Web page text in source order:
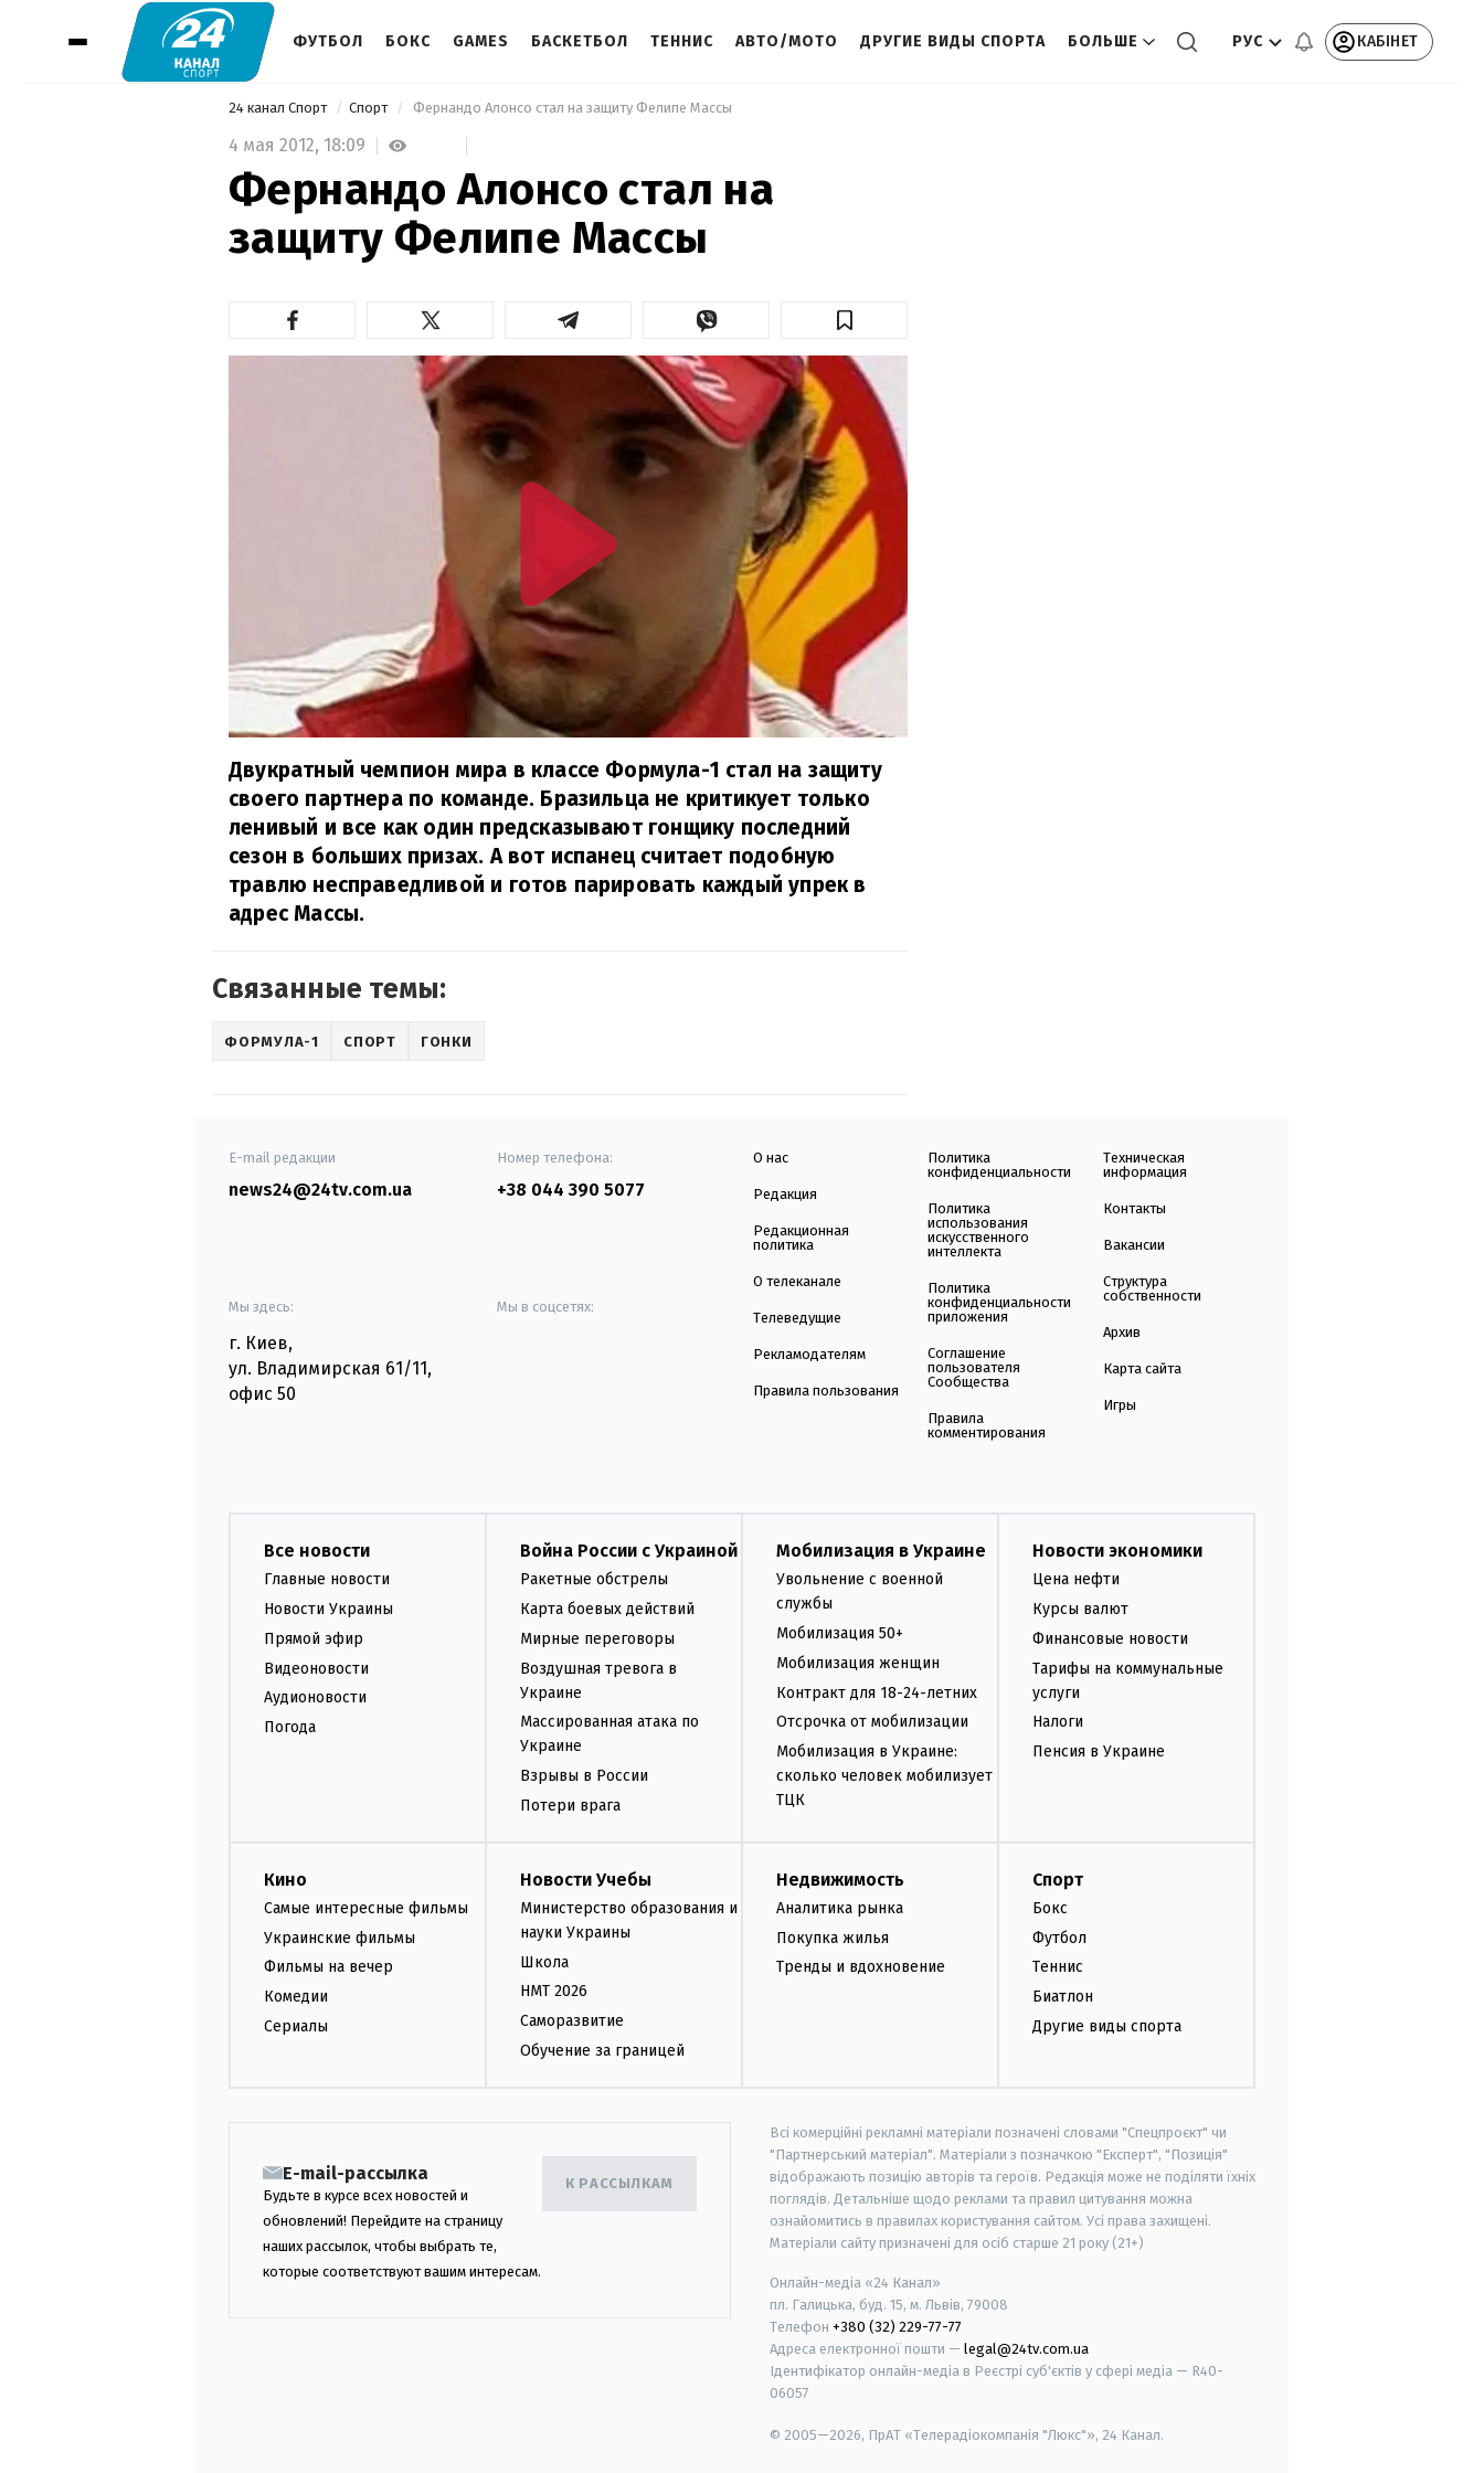
ФУТБОЛ БОКС GAMES БАСКЕТБОЛ ТЕННИС АВТО/МОТО ДРУГИЕ ВИДЫ СПОРТА БОЛЬШЕ РУС КАБІНЕТ
24 канал Спорт Спорт Фернандо Алонсо стал на защиту Фелипе Массы
4 мая 2012, 18:09
Фернандо Алонсо стал на
защиту Фелипе Массы
Двукратный чемпион мира в классе Формула-1 стал на защиту
своего партнера по команде. Бразильца не критикует только
ленивый и все как один предсказывают гонщику последний
сезон в больших призах. А вот испанец считает подобную
травлю несправедливой и готов парировать каждый упрек в
адрес Массы.
Связанные темы:
ФОРМУЛА-1 СПОРТ ГОНКИ
E-mail редакции
news24@24tv.com.ua
Номер телефона:
+38 044 390 5077
Мы здесь:
г. Киев,
ул. Владимирская 61/11,
офис 50
Мы в соцсетях:
О нас
Редакция
Редакционная
политика
О телеканале
Телеведущие
Рекламодателям
Правила пользования
Политика
конфиденциальности
Политика
использования
искусственного
интеллекта
Политика
конфиденциальности
приложения
Соглашение
пользователя
Сообщества
Правила
комментирования
Техническая
информация
Контакты
Вакансии
Структура
собственности
Архив
Карта сайта
Игры
Все новости
Главные новости
Новости Украины
Прямой эфир
Видеоновости
Аудионовости
Погода
Война России с Украиной
Ракетные обстрелы
Карта боевых действий
Мирные переговоры
Воздушная тревога в
Украине
Массированная атака по
Украине
Взрывы в России
Потери врага
Мобилизация в Украине
Увольнение с военной
службы
Мобилизация 50+
Мобилизация женщин
Контракт для 18-24-летних
Отсрочка от мобилизации
Мобилизация в Украине:
сколько человек мобилизует
ТЦК
Новости экономики
Цена нефти
Курсы валют
Финансовые новости
Тарифы на коммунальные
услуги
Налоги
Пенсия в Украине
Кино
Самые интересные фильмы
Украинские фильмы
Фильмы на вечер
Комедии
Сериалы
Новости Учебы
Министерство образования и
науки Украины
Школа
НМТ 2026
Саморазвитие
Обучение за границей
Недвижимость
Аналитика рынка
Покупка жилья
Тренды и вдохновение
Спорт
Бокс
Футбол
Теннис
Биатлон
Другие виды спорта
E-mail-рассылка
Будьте в курсе всех новостей и
обновлений! Перейдите на страницу
наших рассылок, чтобы выбрать те,
которые соответствуют вашим интересам.
К РАССЫЛКАМ
Всі комерційні рекламні матеріали позначені словами "Спецпроєкт" чи
"Партнерський матеріал". Матеріали з позначкою "Експерт", "Позиція"
відображають позицію авторів та героїв. Редакція може не поділяти їхніх
поглядів. Детальніше щодо реклами та правил цитування можна
ознайомитись в правилах користування сайтом. Усі права захищені.
Матеріали сайту призначені для осіб старше 21 року (21+)
Онлайн-медіа «24 Канал»
пл. Галицька, буд. 15, м. Львів, 79008
Телефон +380 (32) 229-77-77
Адреса електронної пошти — legal@24tv.com.ua
Ідентифікатор онлайн-медіа в Реєстрі суб'єктів у сфері медіа — R40-
06057
© 2005—2026, ПрАТ «Телерадіокомпанія "Люкс"», 24 Канал.